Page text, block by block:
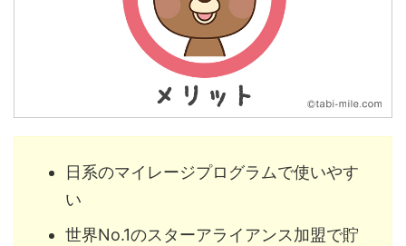
日系のマイレージプログラムで使いやす
い
世界No.1のスターアライアンス加盟で貯